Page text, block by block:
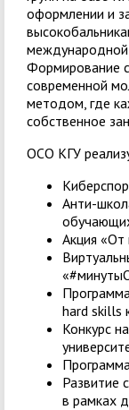
оформлении и
Формирование
современной
методом, где
собственное
ОСО КГУ
Анти-
Акция «От
hard skills
Конкурс
Развитие
в рамках